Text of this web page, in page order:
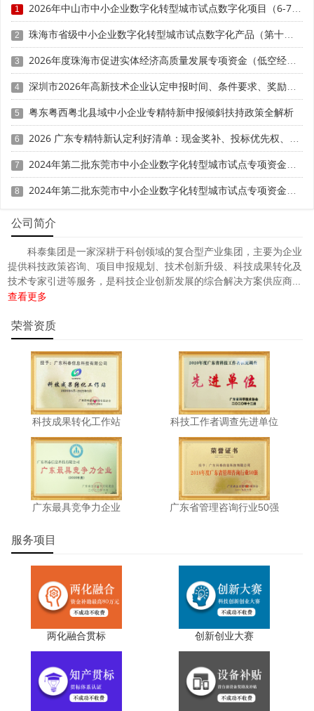
图、服务单位提供平台使用情况、成效评估等项目入库材
料。
科泰集团(https://www.gdktzx.com/)成立17年来，致力于
提供高新技术企业认定、名优高新技术产品认定、省市工程
中心认定、省市企业技术中心认定、省市工业设计中心认
定、省市重点实验室认定、新型研发机构认定、专精特新中
小企业、专精特新“小巨人”、制造业单项冠军、专利软著申
请、研发费用加计扣除、两化融合贯标认证、科技型中小企
业评价入库、创新创业大赛、专利奖、科学技术奖、科技成
果评价、科技成果转化等服务。关注【科小泰】公众号，及
1 2026年中山市中小企业数字化转型城市试点数字化项目（6-7月）入库申报时间、条件要求
2 珠海市省级中小企业数字化转型城市试点数字化产品（第十批）征集申报时间、条件要求
3 2026年度珠海市促进实体经济高质量发展专项资金（低空经济产业发展项目）入库申报时间、条件要求、补助奖励
4 深圳市2026年高新技术企业认定申报时间、条件要求、奖励政策
5 粤东粤西粤北县域中小企业专精特新申报倾斜扶持政策全解析
6 2026 广东专精特新认定利好清单：现金奖补、投标优先权、低息贷款、人才优待一文讲透
7 2024年第二批东莞市中小企业数字化转型城市试点专项资金两化融合管理体系贯标项目资助计划
8 2024年第二批东莞市中小企业数字化转型城市试点专项资金两化融合管理体系贯标项目拟资助企业名单的公示
公司简介
科泰集团是一家深耕于科创领域的复合型产业集团，主要为企业
提供科技政策咨询、项目申报规划、技术创新升级、科技成果转化及
技术专家引进等服务，是科技企业创新发展的综合解决方案供应商...
查看更多
荣誉资质
科技成果转化工作站 科技工作者调查先进单位
广东最具竞争力企业 广东省管理咨询行业50强
服务项目
两化融合贯标 创新创业大赛